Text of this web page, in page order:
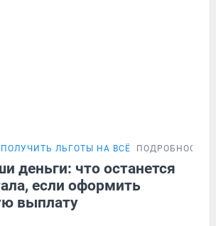
ПОЛУЧИТЬ ЛЬГОТЫ НА ВСЁ ПОДРОБНОСТИ
деньги: что останется
если оформить
выплату